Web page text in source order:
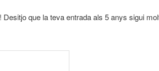
que la teva entrada als 5 anys sigui